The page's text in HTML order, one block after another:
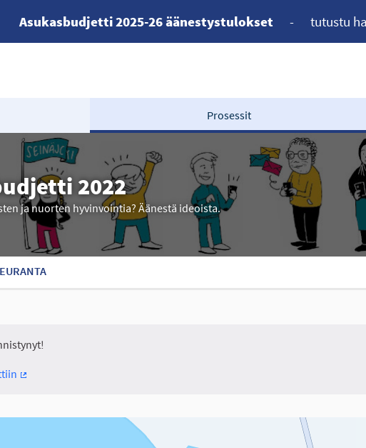
Asukasbudjetti 2025-26 äänestystulokset - tutustu
Prosessit
2022
ja nuorten hyvinvointia? Äänestä ideoista.
esittää tämän sivun tietueet karttapisteinä. Elementtiä voi käyttää